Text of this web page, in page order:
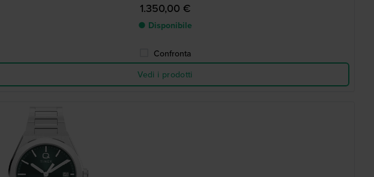
1.350,00 €
● Disponibile
Confronta
Vedi i prodotti